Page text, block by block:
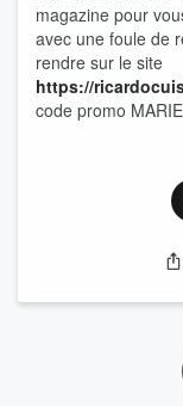
magazine pour
avec une foule de
rendre sur le site
https://
code promo